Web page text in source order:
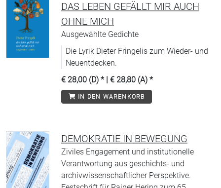
DAS LEBEN GEFÄLLT MIR AUCH
OHNE MICH
Ausgewählte Gedichte
Die Lyrik Dieter Fringelis zum Wieder- und
Neuentdecken.
€ 28,00 (D) * | € 28,80 (A) *
IN DEN WARENKORB
DEMOKRATIE IN BEWEGUNG
Ziviles Engagement und institutionelle
Verantwortung aus geschichts- und
archivwissenschaftlicher Perspektive.